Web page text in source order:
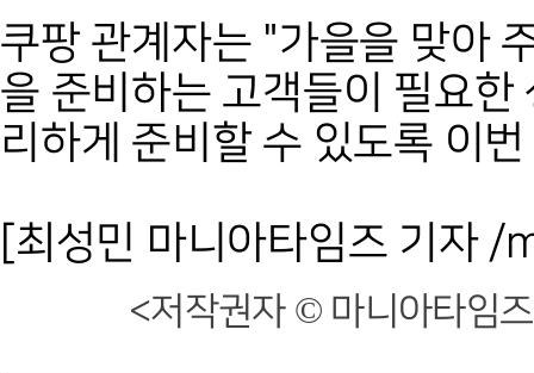
쿠팡 관계자는 "가을을 맞아
을 준비하는 고객들이 필요
리하게 준비할 수 있도록 이
[최성민 마니아타임즈 기
<저작권자 © 마니아타임